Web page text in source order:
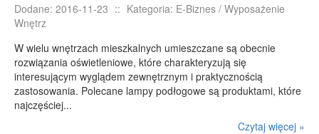
Dodane: 2016-11-23 :: Kategoria: E-Biznes / Wyposażenie
Wnętrz
W wielu wnętrzach mieszkalnych umieszczane są obecnie
rozwiązania oświetleniowe, które charakteryzują się
interesującym wyglądem zewnętrznym i praktycznością
zastosowania. Polecane lampy podłogowe są produktami, które
najczęściej...
Czytaj więcej »